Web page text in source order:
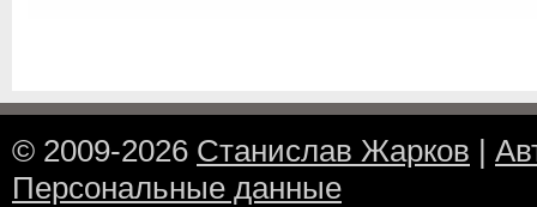
© 2009-2026 Станислав Жарков |
Персональные данные